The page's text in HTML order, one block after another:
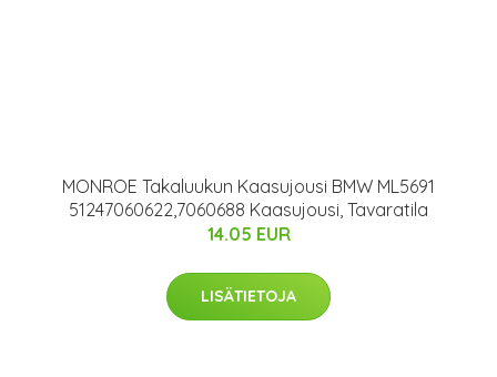
MONROE Takaluukun Kaasujousi BMW ML5691
51247060622,7060688 Kaasujousi, Tavaratila
14.05 EUR
LISÄTIETOJA